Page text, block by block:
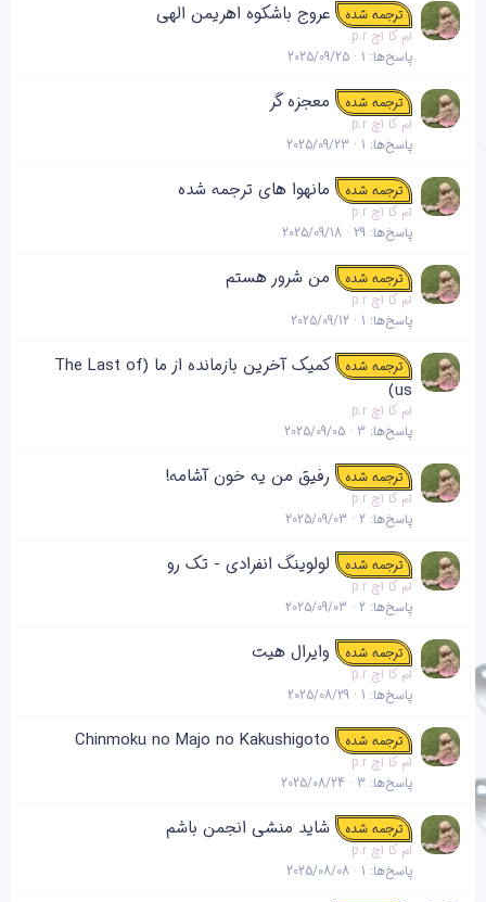
ترجمه شده عروج باشکوه اهریمن الهی
ام کا اچ p.r
پاسخ‌ها 1
2025/09/25
ترجمه شده معجزه گر
ام کا اچ p.r
پاسخ‌ها 1
2025/09/23
ترجمه شده مانهوا های ترجمه شده
ام کا اچ p.r
پاسخ‌ها 29
2025/09/18
ترجمه شده من شرور هستم
ام کا اچ p.r
پاسخ‌ها 1
2025/09/12
ترجمه شده
کمیک آخرین بازمانده از ما (The Last of
us)
ام کا اچ p.r
پاسخ‌ها 3
2025/09/05
ترجمه شده رفیق من یه خون آشامه!
ام کا اچ p.r
پاسخ‌ها 2
2025/09/03
ترجمه شده لولوینگ انفرادی - تک رو
ام کا اچ p.r
پاسخ‌ها 2
2025/09/03
ترجمه شده وایرال هیت
ام کا اچ p.r
پاسخ‌ها 1
2025/08/29
ترجمه شده Chinmoku no Majo no Kakushigoto
ام کا اچ p.r
پاسخ‌ها 3
2025/08/24
ترجمه شده شاید منشی انجمن باشم
ام کا اچ p.r
پاسخ‌ها 1
2025/08/08